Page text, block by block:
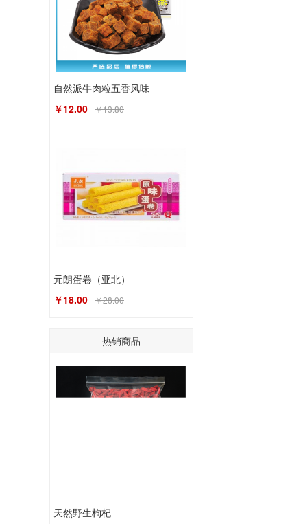
自然派牛肉粒五香风味
￥12.00 ￥13.80
元朗蛋卷（亚北）
￥18.00 ￥28.00
热销商品
天然野生枸杞